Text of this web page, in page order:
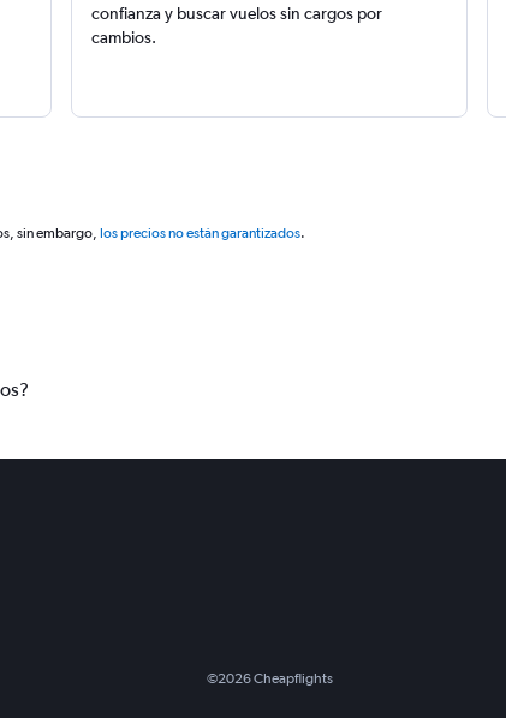
confianza y buscar vuelos sin cargos por
cambios.
sin embargo, los precios no están garantizados.
©2026Cheapflights